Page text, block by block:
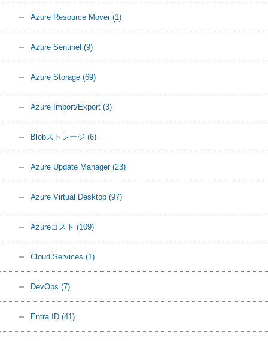
Azure Resource Mover (1)
Azure Sentinel (9)
Azure Storage (69)
Azure Import/Export (3)
Blobストレージ (6)
Azure Update Manager (23)
Azure Virtual Desktop (97)
Azureコスト (109)
Cloud Services (1)
DevOps (7)
Entra ID (41)